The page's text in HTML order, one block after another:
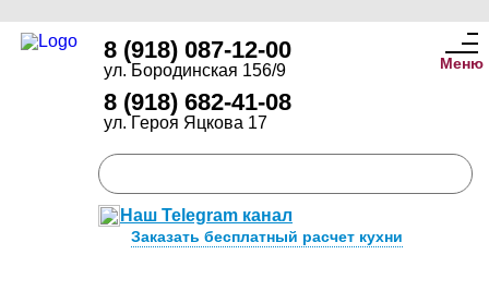
8 (918) 087-12-00
ул. Бородинская 156/9
8 (918) 682-41-08
ул. Героя Яцкова 17
Наш Telegram канал
Заказать бесплатный расчет кухни
Меню